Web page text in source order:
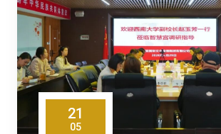
21
05